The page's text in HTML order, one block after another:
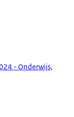
- Onderwijs,